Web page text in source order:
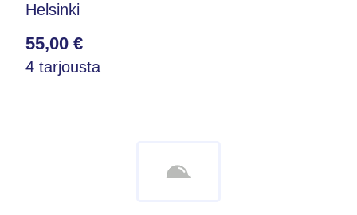
Helsinki
55,00 €
4 tarjousta